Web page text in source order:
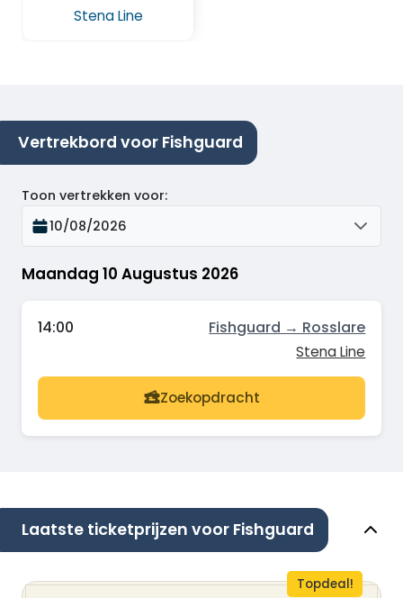
Stena Line
Vertrekbord voor Fishguard
Maandag 10 Augustus 2026
Toon vertrekken voor:
10/08/2026
14:00 Fishguard → Rosslare
Stena Line
Zoekopdracht
Laatste ticketprijzen voor Fishguard
Topdeal!